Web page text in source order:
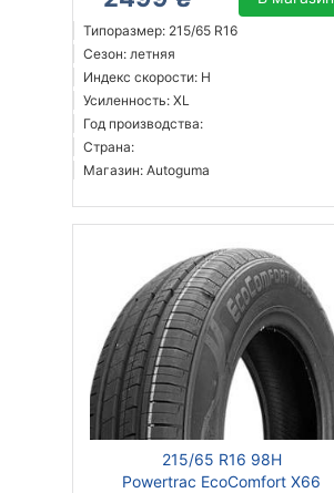
Типоразмер: 215/65 R16
Сезон: летняя
Индекс скорости: H
Усиленность: XL
Год производства:
Страна:
Магазин: Autoguma
215/65 R16 98H
Powertrac EcoComfort X66